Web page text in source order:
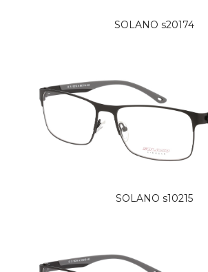
SOLANO s20174
SOLANO s10215